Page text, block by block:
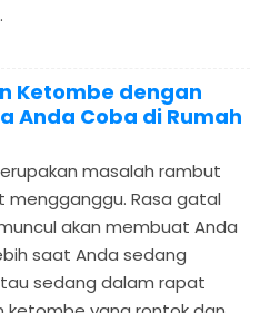
Ketombe dengan
Anda Coba di Rumah
masalah rambut
mengganggu. Rasa gatal
akan membuat Anda
saat Anda sedang
sedang dalam rapat